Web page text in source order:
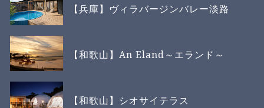
【兵庫】ヴィラバージンバレー淡路
【和歌山】An Eland～エランド～
【和歌山】シオサイテラス